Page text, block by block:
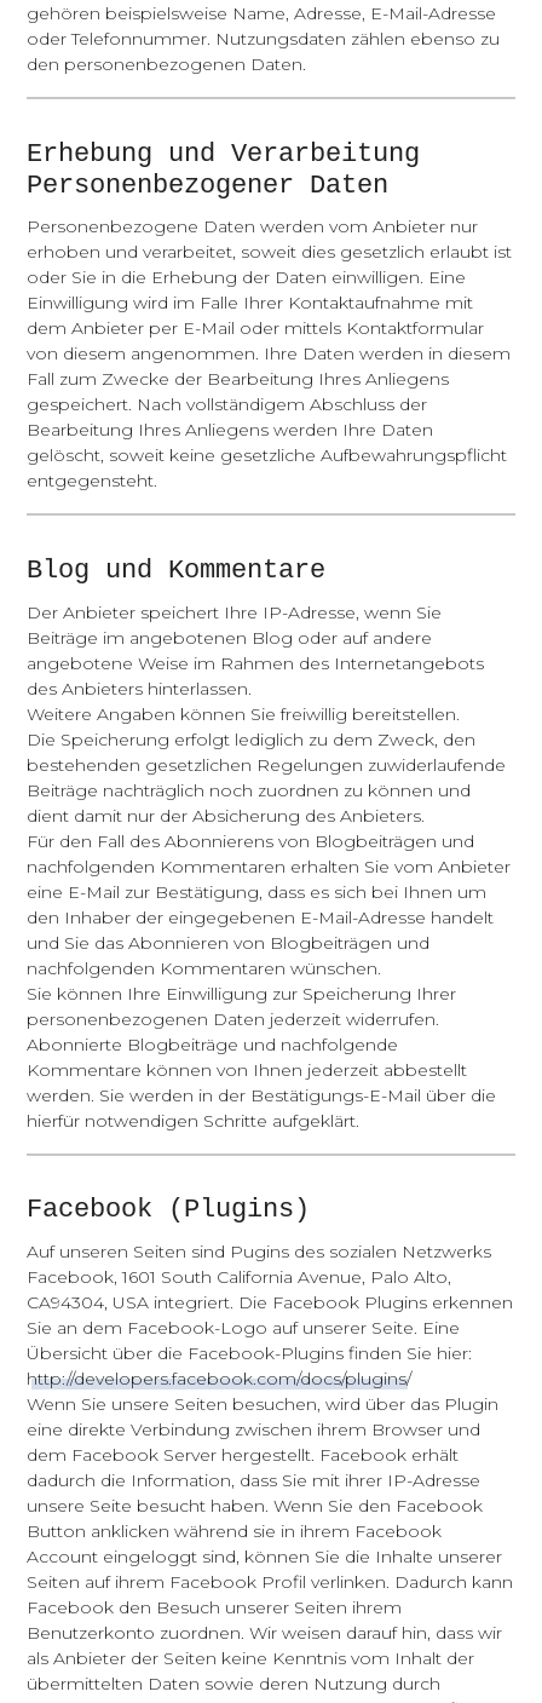
Startseite
Aktuelles
gehören beispielsweise Name, Adresse, E-Mail-Adresse
oder Telefonnummer. Nutzungsdaten zählen ebenso zu
den personenbezogenen Daten.
Erhebung und Verarbeitung
Personenbezogener Daten
Personenbezogene Daten werden vom Anbieter nur
erhoben und verarbeitet, soweit dies gesetzlich erlaubt ist
oder Sie in die Erhebung der Daten einwilligen. Eine
Einwilligung wird im Falle Ihrer Kontaktaufnahme mit
dem Anbieter per E-Mail oder mittels Kontaktformular
von diesem angenommen. Ihre Daten werden in diesem
Fall zum Zwecke der Bearbeitung Ihres Anliegens
gespeichert. Nach vollständigem Abschluss der
Bearbeitung Ihres Anliegens werden Ihre Daten
gelöscht, soweit keine gesetzliche Aufbewahrungspflicht
entgegensteht.
Blog und Kommentare
Der Anbieter speichert Ihre IP-Adresse, wenn Sie
Beiträge im angebotenen Blog oder auf andere
angebotene Weise im Rahmen des Internetangebots
des Anbieters hinterlassen.
Weitere Angaben können Sie freiwillig bereitstellen.
Die Speicherung erfolgt lediglich zu dem Zweck, den
bestehenden gesetzlichen Regelungen zuwiderlaufende
Beiträge nachträglich noch zuordnen zu können und
dient damit nur der Absicherung des Anbieters.
Für den Fall des Abonnierens von Blogbeiträgen und
nachfolgenden Kommentaren erhalten Sie vom Anbieter
eine E-Mail zur Bestätigung, dass es sich bei Ihnen um
den Inhaber der eingegebenen E-Mail-Adresse handelt
und Sie das Abonnieren von Blogbeiträgen und
nachfolgenden Kommentaren wünschen.
Sie können Ihre Einwilligung zur Speicherung Ihrer
personenbezogenen Daten jederzeit widerrufen.
Abonnierte Blogbeiträge und nachfolgende
Kommentare können von Ihnen jederzeit abbestellt
werden. Sie werden in der Bestätigungs-E-Mail über die
hierfür notwendigen Schritte aufgeklärt.
Facebook (Plugins)
Auf unseren Seiten sind Pugins des sozialen Netzwerks
Facebook, 1601 South California Avenue, Palo Alto,
CA94304, USA integriert. Die Facebook Plugins erkennen
Sie an dem Facebook-Logo auf unserer Seite. Eine
Übersicht über die Facebook-Plugins finden Sie hier:
http://developers.facebook.com/docs/plugins/
Wenn Sie unsere Seiten besuchen, wird über das Plugin
eine direkte Verbindung zwischen ihrem Browser und
dem Facebook Server hergestellt. Facebook erhält
dadurch die Information, dass Sie mit ihrer IP-Adresse
unsere Seite besucht haben. Wenn Sie den Facebook
Button anklicken während sie in ihrem Facebook
Account eingeloggt sind, können Sie die Inhalte unserer
Seiten auf ihrem Facebook Profil verlinken. Dadurch kann
Facebook den Besuch unserer Seiten ihrem
Benutzerkonto zuordnen. Wir weisen darauf hin, dass wir
als Anbieter der Seiten keine Kenntnis vom Inhalt der
übermittelten Daten sowie deren Nutzung durch